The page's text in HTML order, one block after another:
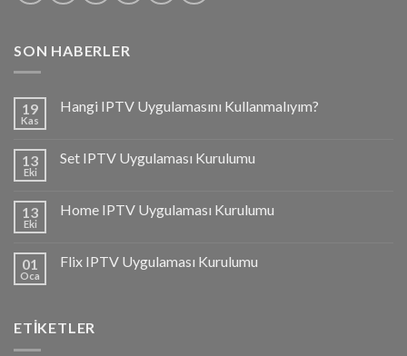
SON HABERLER
19
Kas
Hangi IPTV Uygulamasını Kullanmalıyım?
13
Eki
Set IPTV Uygulaması Kurulumu
13
Eki
Home IPTV Uygulaması Kurulumu
01
Oca
Flix IPTV Uygulaması Kurulumu
ETIKETLER